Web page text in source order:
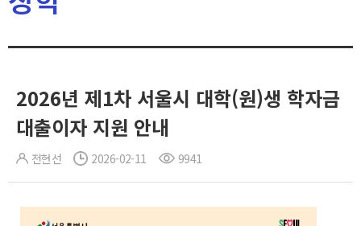
2026년 제1차 서울시 대학(원)생 학자금
대출이자 지원 안내
전현선 2026-02-11 9941